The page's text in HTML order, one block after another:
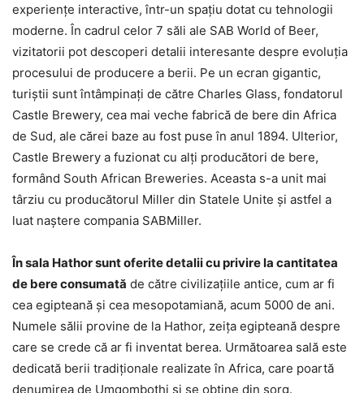
experienţe interactive, într-un spaţiu dotat cu tehnologii
moderne. În cadrul celor 7 săli ale SAB World of Beer,
vizitatorii pot descoperi detalii interesante despre evoluţia
procesului de producere a berii. Pe un ecran gigantic,
turiştii sunt întâmpinaţi de către Charles Glass, fondatorul
Castle Brewery, cea mai veche fabrică de bere din Africa
de Sud, ale cărei baze au fost puse în anul 1894. Ulterior,
Castle Brewery a fuzionat cu alţi producători de bere,
formând South African Breweries. Aceasta s-a unit mai
târziu cu producătorul Miller din Statele Unite şi astfel a
luat naştere compania SABMiller.
În sala Hathor sunt oferite detalii cu privire la cantitatea
de bere consumată de către civilizaţiile antice, cum ar fi
cea egipteană şi cea mesopotamiană, acum 5000 de ani.
Numele sălii provine de la Hathor, zeiţa egipteană despre
care se crede că ar fi inventat berea. Următoarea sală este
dedicată berii tradiţionale realizate în Africa, care poartă
denumirea de Umqombothi şi se obţine din sorg.